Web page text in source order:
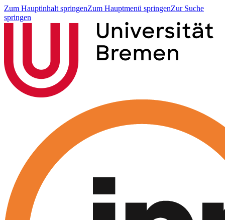
Zum Hauptinhalt springenZum Hauptmenü springenZur Suche
springen